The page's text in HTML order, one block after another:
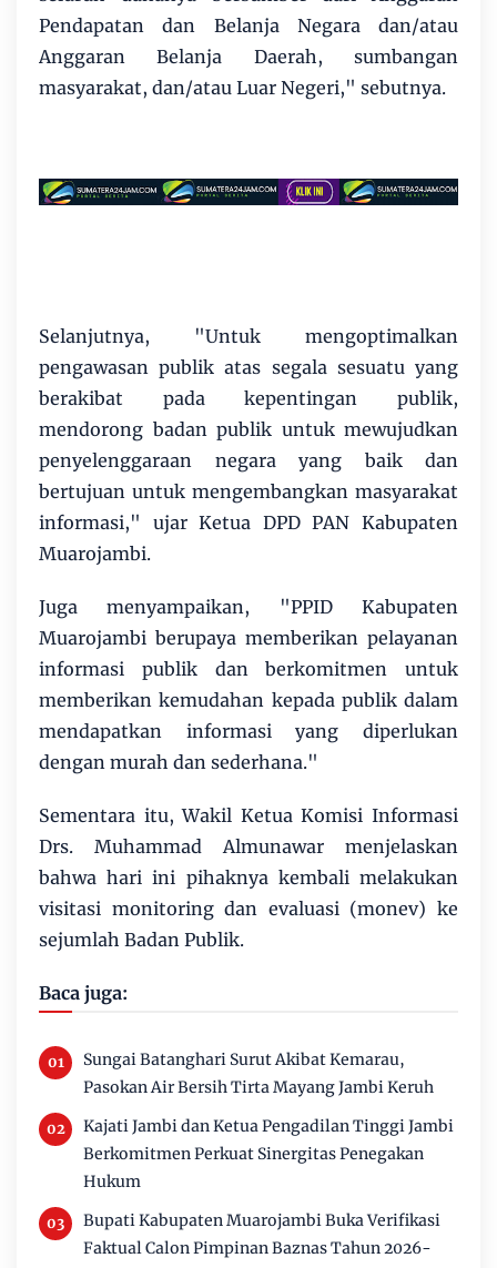
Pendapatan dan Belanja Negara dan/atau
Anggaran Belanja Daerah, sumbangan
masyarakat, dan/atau Luar Negeri," sebutnya.
Selanjutnya, "Untuk mengoptimalkan
pengawasan publik atas segala sesuatu yang
berakibat pada kepentingan publik,
mendorong badan publik untuk mewujudkan
penyelenggaraan negara yang baik dan
bertujuan untuk mengembangkan masyarakat
informasi," ujar Ketua DPD PAN Kabupaten
Muarojambi.
Juga menyampaikan, "PPID Kabupaten
Muarojambi berupaya memberikan pelayanan
informasi publik dan berkomitmen untuk
memberikan kemudahan kepada publik dalam
mendapatkan informasi yang diperlukan
dengan murah dan sederhana."
Sementara itu, Wakil Ketua Komisi Informasi
Drs. Muhammad Almunawar menjelaskan
bahwa hari ini pihaknya kembali melakukan
visitasi monitoring dan evaluasi (monev) ke
sejumlah Badan Publik.
Baca juga:
Sungai Batanghari Surut Akibat Kemarau,
Pasokan Air Bersih Tirta Mayang Jambi Keruh
Kajati Jambi dan Ketua Pengadilan Tinggi Jambi
Berkomitmen Perkuat Sinergitas Penegakan
Hukum
Bupati Kabupaten Muarojambi Buka Verifikasi
Faktual Calon Pimpinan Baznas Tahun 2026-